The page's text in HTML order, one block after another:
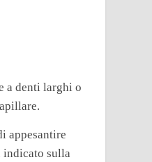
a denti larghi o
appesantire
indicato sulla